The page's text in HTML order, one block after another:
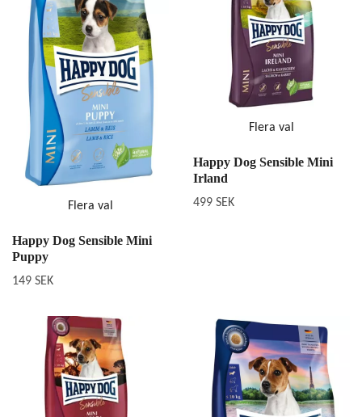
Flera val
Happy Dog Sensible Mini
Puppy
149 SEK
Flera val
Happy Dog Sensible Mini
Irland
499 SEK